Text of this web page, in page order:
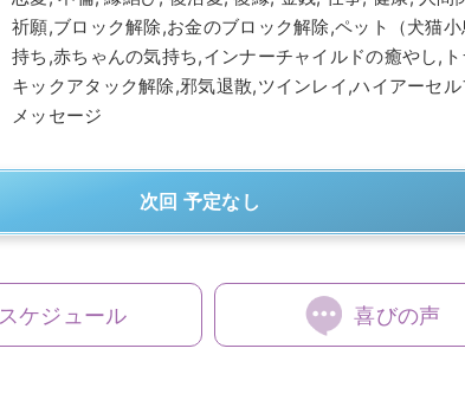
祈願,ブロック解除,お金のブロック解除,ペット（犬猫
持ち,赤ちゃんの気持ち,インナーチャイルドの癒やし,
キックアタック解除,邪気退散,ツインレイ,ハイアーセ
メッセージ
次回 予定なし
スケジュール 喜びの声